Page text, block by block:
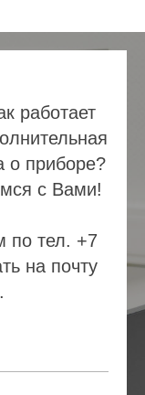
работает
приборе?
с Вами!
по тел. +7
на почту